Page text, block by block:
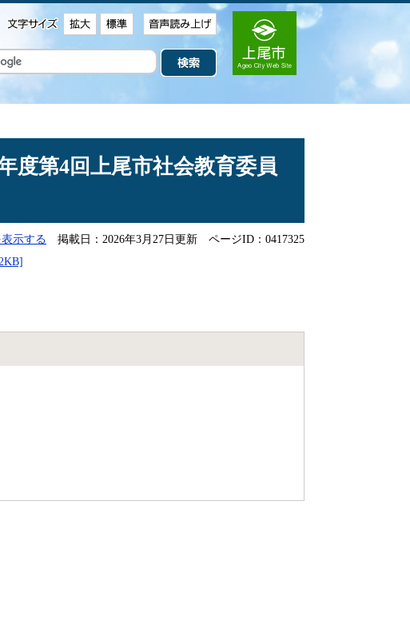
度第4回上尾市社会教育委員
示する 掲載日：2026年3月27日更新 ページID：0417325